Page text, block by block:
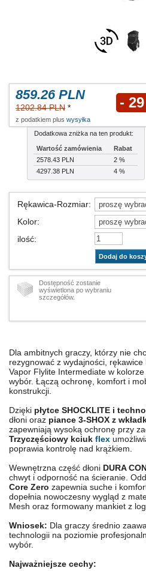
859.26 PLN
1202.84 PLN * -
z podatkiem plus wysyłka
Dodatkowa zniżka na ten produkt:
Wartość zamówienia
Rabat
2578.43 PLN
2 %
4297.38 PLN
4 %
Rękawica-Rozmiar:
Kolor:
ilość:
Dodaj do
Dostępność zostanie
wyświetlona po wybraniu
szczegółów.
Dla ambitnych graczy, którzy nie
rezygnować z wydajności, rękawice
Vapor Flylite Intermediate w kolorze
wybór. Łączą ochronę, komfort i
konstrukcji.
Dzięki płytce SHOCKLITE i
dłoni oraz piance 3-SHOX z
zapewniają wysoką ochronę przy
Trzyczęściowy kciuk flex
poprawia kontrolę nad krążkiem.
Wewnętrzna część dłoni DURA
chwyt i odporność na ścieranie.
Core Zero zapewnia suche i
dopełnia nowoczesny wygląd z
Mesh oraz formowany mankiet z
Wniosek: Dla graczy średnio
technologii na poziomie
wybór.
Najważniejsze cechy: